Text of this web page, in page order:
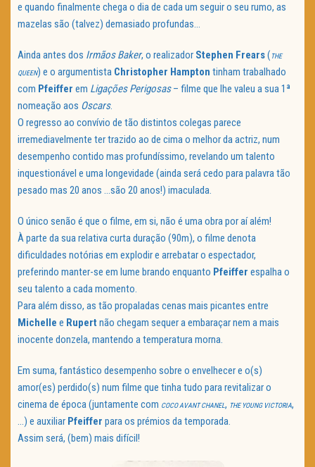
e quando finalmente chega o dia de cada um seguir o seu rumo, as
mazelas são (talvez) demasiado profundas…
Ainda antes dos Irmãos Baker, o realizador Stephen Frears( THE
QUEEN) e o argumentista Christopher Hampton tinham trabalhado
com Pfeiffer em Ligações Perigosas– filme que lhe valeu a sua 1ª
nomeação aos Oscars.
O regresso ao convívio de tão distintos colegas parece
irremediavelmente ter trazido ao de cima o melhor da actriz, num
desempenho contido mas profundíssimo, revelando um talento
inquestionável e uma longevidade (ainda será cedo para palavra tão
pesado mas 20 anos …são 20 anos!) imaculada.
O único senão é que o filme, em si, não é uma obra por aí além!
À parte da sua relativa curta duração (90m), o filme denota
dificuldades notórias em explodir e arrebatar o espectador,
preferindo manter-se em lume brando enquanto Pfeiffer espalha o
seu talento a cada momento.
Para além disso, as tão propaladas cenas mais picantes entre
Michelle e Rupertnão chegam sequer a embaraçar nem a mais
inocente donzela, mantendo a temperatura morna.
Em suma, fantástico desempenho sobre o envelhecer e o(s)
amor(es) perdido(s) num filme que tinha tudo para revitalizar o
cinema de época (juntamente com COCO AVANT CHANEL, THE YOUNG VICTORIA,
…) e auxiliar Pfeiffer para os prémios da temporada.
Assim será, (bem) mais difícil!